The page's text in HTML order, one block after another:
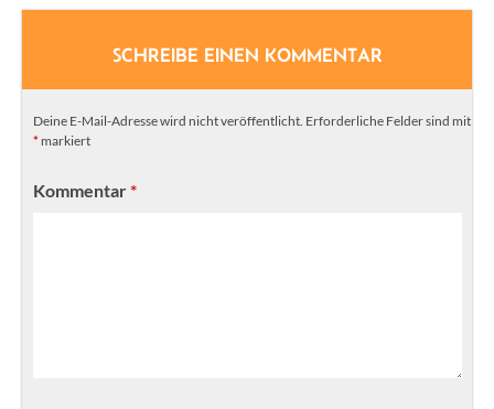
SCHREIBE EINEN KOMMENTAR
Deine E-Mail-Adresse wird nicht veröffentlicht. Erforderliche Felder sind mit
* markiert
Kommentar*